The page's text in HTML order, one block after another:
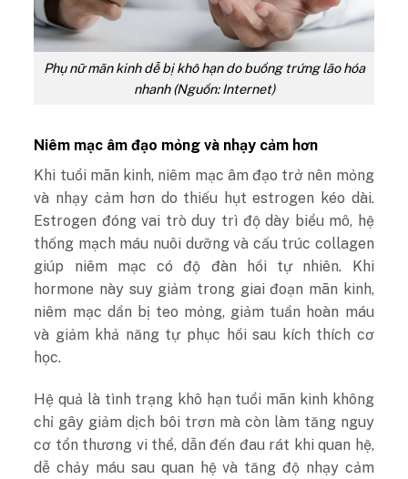
Phụ nữ mãn kinh dễ bị khô hạn do buồng trứng lão hóa
nhanh (Nguồn: Internet)
Niêm mạc âm đạo mỏng và nhạy cảm hơn
Khi tuổi mãn kinh, niêm mạc âm đạo trở nên mỏng
và nhạy cảm hơn do thiếu hụt estrogen kéo dài.
Estrogen đóng vai trò duy trì độ dày biểu mô, hệ
thống mạch máu nuôi dưỡng và cấu trúc collagen
giúp niêm mạc có độ đàn hồi tự nhiên. Khi
hormone này suy giảm trong giai đoạn mãn kinh,
niêm mạc dần bị teo mỏng, giảm tuần hoàn máu
và giảm khả năng tự phục hồi sau kích thích cơ
học.
Hệ quả là tình trạng khô hạn tuổi mãn kinh không
chỉ gây giảm dịch bôi trơn mà còn làm tăng nguy
cơ tổn thương vi thể, dẫn đến đau rát khi quan hệ,
dễ chảy máu sau quan hệ và tăng độ nhạy cảm